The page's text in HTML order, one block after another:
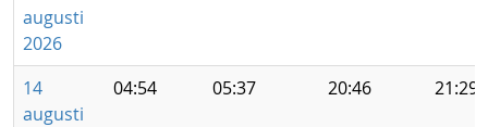
augusti
2026
14
augusti
04:54 05:37 20:46 21:29